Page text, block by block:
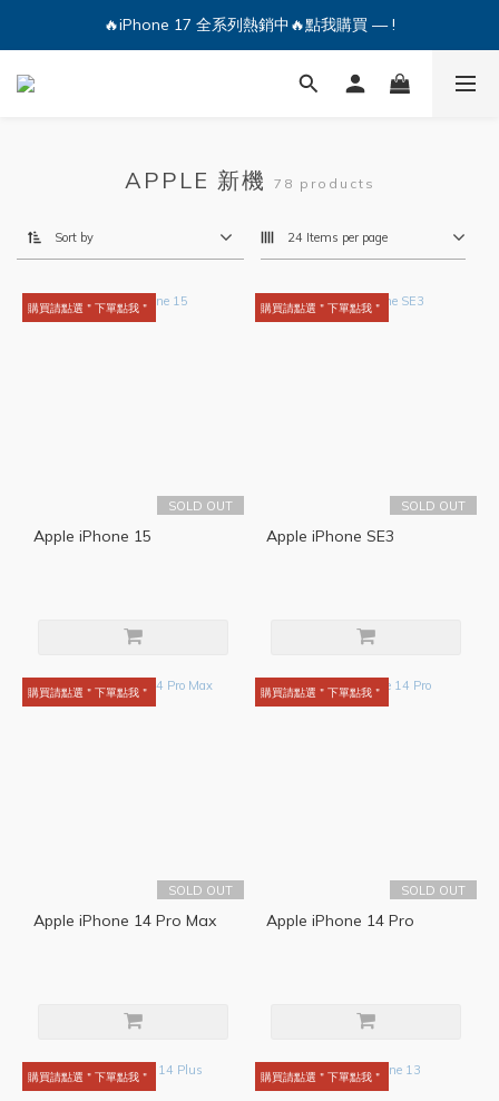
🔥iPhone 17 全系列熱銷中🔥點我購買 — !
🔥iPhone 17 全系列熱銷中🔥點我購買 — !
💕加入Q哥 Line 新好友領優惠券！🎫
APPLE 新機 78 products
Sort by 24 Items per page
購買請點選＂下單點我＂
SOLD OUT
Apple iPhone 15
購買請點選＂下單點我＂
SOLD OUT
Apple iPhone SE3
購買請點選＂下單點我＂
SOLD OUT
Apple iPhone 14 Pro Max
購買請點選＂下單點我＂
SOLD OUT
Apple iPhone 14 Pro
購買請點選＂下單點我＂ 購買請點選＂下單點我＂